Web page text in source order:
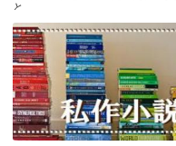
と.....